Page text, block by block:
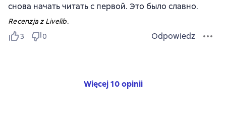
снова начать читать с первой. Это было славно.
Recenzja z Livelib.
3
0 Odpowiedz
Więcej 10 opinii